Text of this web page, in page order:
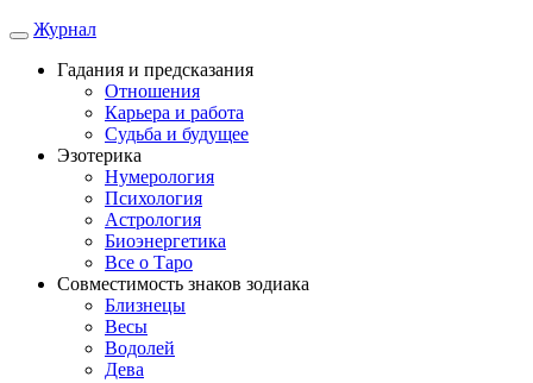
Журнал
Гадания и предсказания
Отношения
Карьера и работа
Cудьба и будущее
Эзотерика
Нумерология
Психология
Астрология
Биоэнергетика
Все о Таро
Совместимость знаков зодиака
Близнецы
Весы
Водолей
Дева